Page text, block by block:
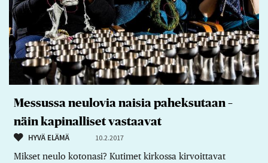
Messussa neulovia naisia paheksutaan –
näin kapinalliset vastaavat
HYVÄ ELÄMÄ 10.2.2017
Mikset neulo kotonasi? Kutimet kirkossa kirvoittavat